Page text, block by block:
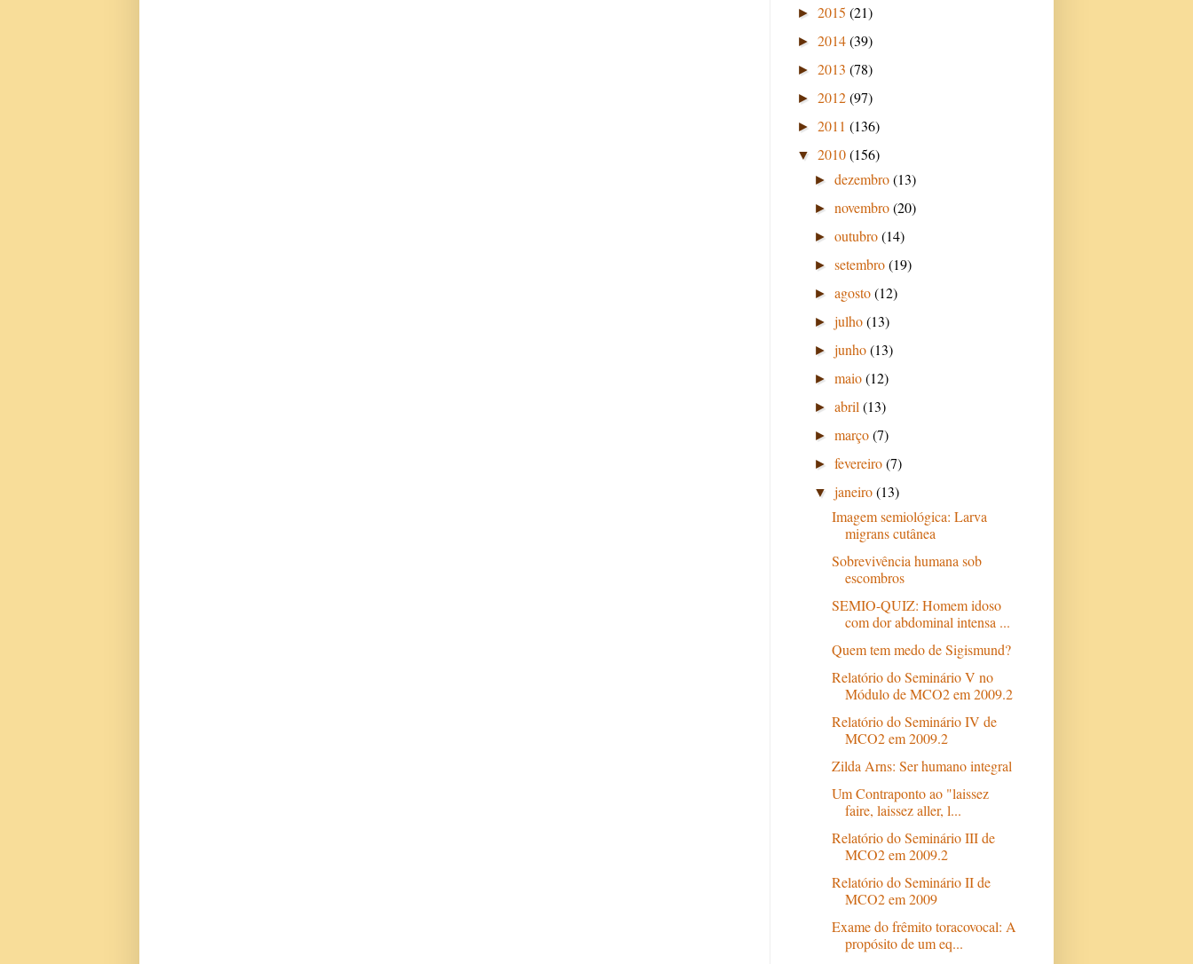
► 2015 (21)
► 2014(39)
► 2013 (78)
► 2012(97)
► 2011 (136)
▼ 2010(156)
►dezembro(13)
►novembro(20)
►outubro(14)
►setembro(19)
►agosto(12)
►julho(13)
►junho(13)
►maio(12)
►abril(13)
►março(7)
►fevereiro(7)
▼janeiro(13)
Imagem semiológica: Larva
migrans cutânea
Sobrevivência humana sob
escombros
SEMIO-QUIZ: Homem idoso
com dor abdominal intensa ...
Quem tem medo de Sigismund?
Relatório do Seminário V no
Módulo de MCO2 em 2009.2
Relatório do Seminário IV de
MCO2 em 2009.2
Zilda Arns: Ser humano integral
Um Contraponto ao "laissez
faire, laissez aller, l...
Relatório do Seminário III de
MCO2 em 2009.2
Relatório do Seminário II de
MCO2 em 2009
Exame do frêmito toracovocal: A
propósito de um eq...